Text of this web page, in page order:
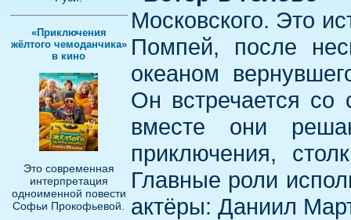
«Приключения
жёлтого чемоданчика»
в кино
Это современная
интерпретация
одноименной повести
Софьи Прокофьевой.
Московского. Это
Помпей, после
океаном
Он встречается
вместе они
приключения,
Главные роли
актёры: Даниил